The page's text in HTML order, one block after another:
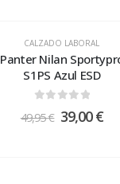
CALZADO LABORAL
Panter Nilan
S1PS Azul ESD
49,95€ 39,00€